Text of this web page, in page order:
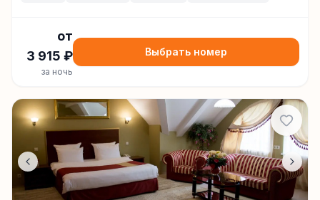
от
3 915 ₽
за ночь
Выбрать номер